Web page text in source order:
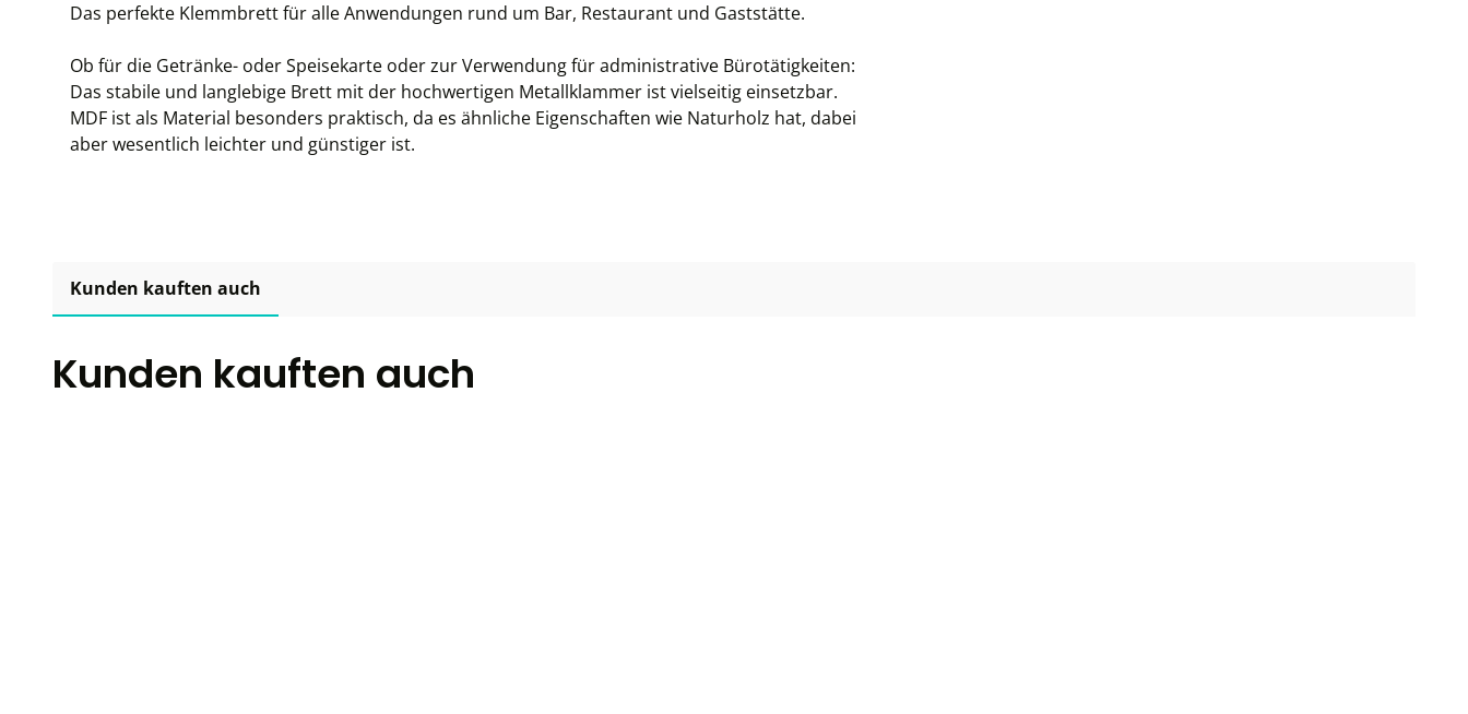
Das perfekte Klemmbrett für alle Anwendungen rund um Bar, Restaurant und Gaststätte.
Ob für die Getränke- oder Speisekarte oder zur Verwendung für administrative Bürotätigkeiten:
Das stabile und langlebige Brett mit der hochwertigen Metallklammer ist vielseitig einsetzbar.
MDF ist als Material besonders praktisch, da es ähnliche Eigenschaften wie Naturholz hat, dabei
aber wesentlich leichter und günstiger ist.
Kunden kauften auch
Kunden kauften auch